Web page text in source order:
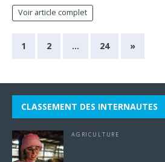
Voir article complet
1 2 … 24 »
CLASSEMENT DES INTERNAUTES
AGRICULTURE